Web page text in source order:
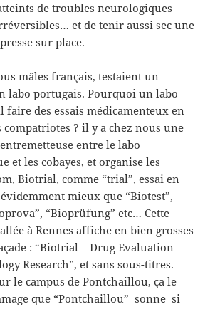
de troubles neurologiques
et de tenir aussi sec une
sur place.
mâles français, testaient un
labo portugais. Pourquoi un labo
des essais médicamenteux en
compatriotes ? il y a chez nous une
entre le labo
et les cobayes, et organise les
Biotrial, comme “trial”, essai en
mieux que “Biotest”,
“Bioprüfung” etc… Cette
à Rennes affiche en bien grosses
: “Biotrial – Drug Evaluation
Research”, et sans sous-titres.
le campus de Pontchaillou, ça le
que “Pontchaillou” sonne si